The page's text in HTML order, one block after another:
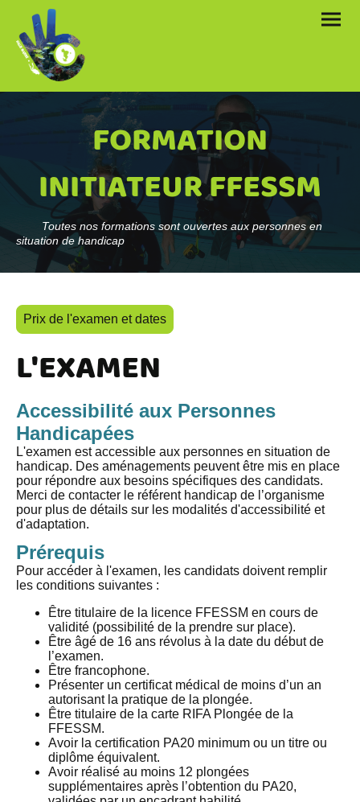
FORMATION
INITIATEUR FFESSM
Toutes nos formations sont ouvertes aux personnes en
situation de handicap
Prix de l'examen et dates
L'EXAMEN
Accessibilité aux Personnes
Handicapées
L'examen est accessible aux personnes en situation de
handicap. Des aménagements peuvent être mis en place
pour répondre aux besoins spécifiques des candidats.
Merci de contacter le référent handicap de l’organisme
pour plus de détails sur les modalités d'accessibilité et
d'adaptation.
Prérequis
Pour accéder à l'examen, les candidats doivent remplir
les conditions suivantes :
Être titulaire de la licence FFESSM en cours de
validité (possibilité de la prendre sur place).
Être âgé de 16 ans révolus à la date du début de
l’examen.
Être francophone.
Présenter un certificat médical de moins d’un an
autorisant la pratique de la plongée.
Être titulaire de la carte RIFA Plongée de la
FFESSM.
Avoir la certification PA20 minimum ou un titre ou
diplôme équivalent.
Avoir réalisé au moins 12 plongées
supplémentaires après l’obtention du PA20,